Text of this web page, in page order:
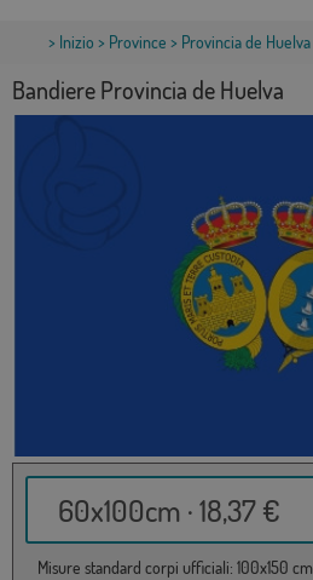
> Inizio > Province > Provincia de Huelva
Bandiere Provincia de Huelva
60x100cm · 18,37 €
Misure standard corpi ufficiali: 100x150 cm